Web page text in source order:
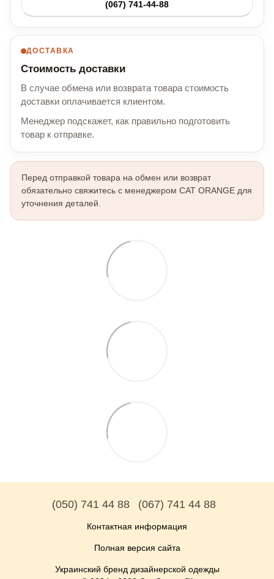
(067) 741-44-88
ДОСТАВКА
Стоимость доставки
В случае обмена или возврата товара стоимость
доставки оплачивается клиентом.
Менеджер подскажет, как правильно подготовить
товар к отправке.
Перед отправкой товара на обмен или возврат
обязательно свяжитесь с менеджером CAT ORANGE для
уточнения деталей.
(050) 741 44 88 (067) 741 44 88
Контактная информация
Полная версия сайта
Украинский бренд дизайнерской одежды